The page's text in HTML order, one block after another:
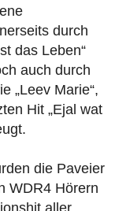
durch
das Leben“
auch durch
„Leev Marie“,
Hit „Ejal wat
die Paveier
WDR4 Hörern
aller